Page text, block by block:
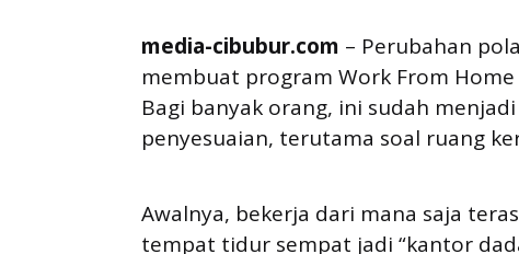
media-cibubur.com – Perubahan
membuat program Work From
Bagi banyak orang, ini sudah
penyesuaian, terutama soal ruang
Awalnya, bekerja dari mana saja
tempat tidur sempat jadi “kantor